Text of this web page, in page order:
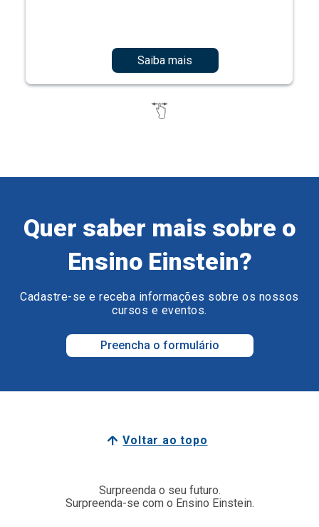
Saiba mais
Quer saber mais sobre o
Ensino Einstein?
Cadastre-se e receba informações sobre os nossos
cursos e eventos.
Preencha o formulário
Voltar ao topo
Surpreenda o seu futuro.
Surpreenda-se com o Ensino Einstein.